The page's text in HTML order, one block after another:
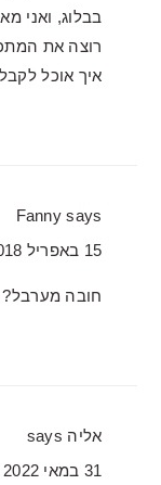
בבלוג, ואני
רוצה את
איך אוכל
Fanny says
15 באפריל 2018 at 13:21
חובה מערבל?
אליה says
31 במאי 2022 at 9:27